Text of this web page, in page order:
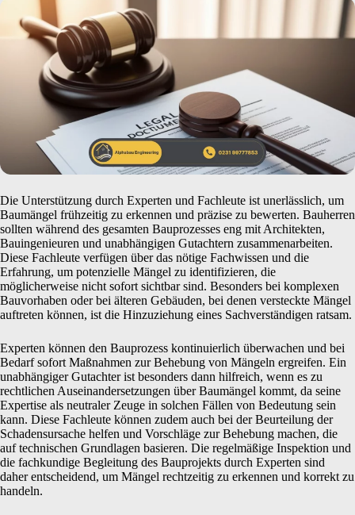
Die Unterstützung durch Experten und Fachleute ist unerlässlich, um
Baumängel frühzeitig zu erkennen und präzise zu bewerten. Bauherren
sollten während des gesamten Bauprozesses eng mit Architekten,
Bauingenieuren und unabhängigen Gutachtern zusammenarbeiten.
Diese Fachleute verfügen über das nötige Fachwissen und die
Erfahrung, um potenzielle Mängel zu identifizieren, die
möglicherweise nicht sofort sichtbar sind. Besonders bei komplexen
Bauvorhaben oder bei älteren Gebäuden, bei denen versteckte Mängel
auftreten können, ist die Hinzuziehung eines Sachverständigen ratsam.
Experten können den Bauprozess kontinuierlich überwachen und bei
Bedarf sofort Maßnahmen zur Behebung von Mängeln ergreifen. Ein
unabhängiger Gutachter ist besonders dann hilfreich, wenn es zu
rechtlichen Auseinandersetzungen über Baumängel kommt, da seine
Expertise als neutraler Zeuge in solchen Fällen von Bedeutung sein
kann. Diese Fachleute können zudem auch bei der Beurteilung der
Schadensursache helfen und Vorschläge zur Behebung machen, die
auf technischen Grundlagen basieren. Die regelmäßige Inspektion und
die fachkundige Begleitung des Bauprojekts durch Experten sind
daher entscheidend, um Mängel rechtzeitig zu erkennen und korrekt zu
handeln.